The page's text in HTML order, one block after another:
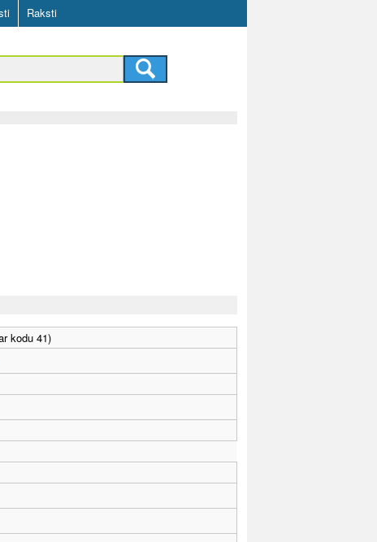
Raksti
kodu 41)